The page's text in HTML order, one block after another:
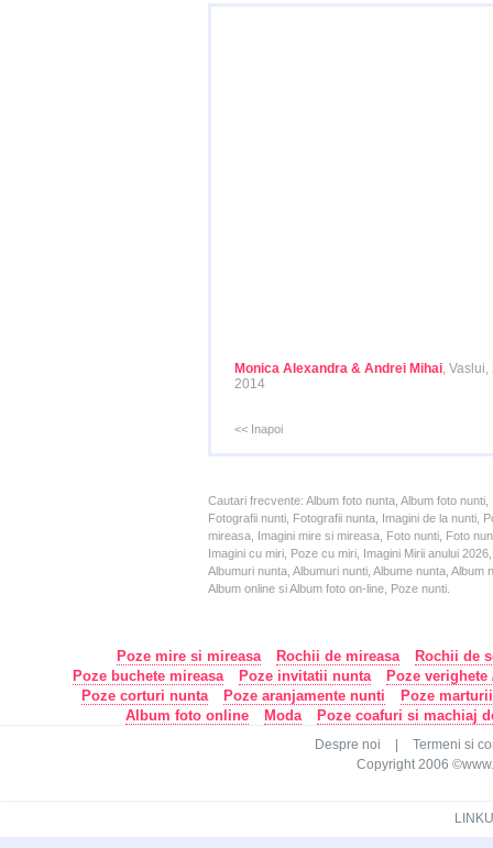
Monica Alexandra & Andrei Mihai,
2014
<< Inapoi
Cautari frecvente: Album foto nunta, Album foto
Fotografii nunti, Fotografii nunta, Imagini de la nunti,
mireasa, Imagini mire si mireasa, Foto nunti, Foto
Imagini cu miri, Poze cu miri, Imagini Mirii anului
Albumuri nunta, Albumuri nunti, Albume nunta,
Album online si Album foto on-line, Poze nunti.
Poze mire si mireasa Rochii de mireasa
Rochii de
Poze buchete mireasa
Poze invitatii nunta
Poze
Poze corturi nunta
Poze aranjamente nunti
Poze
Album foto online
Moda Poze coafuri si machiaj
Despre noi
Termeni si
Copyright 2006